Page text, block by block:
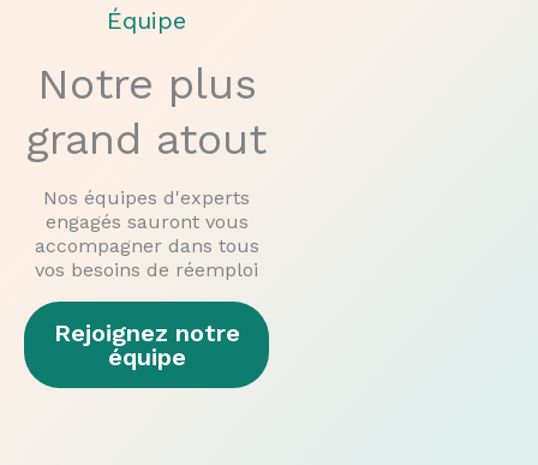
Équipe
Notre plus
grand atout
Nos équipes d'experts
engagés sauront vous
accompagner dans tous
vos besoins de réemploi
Rejoignez notre
équipe